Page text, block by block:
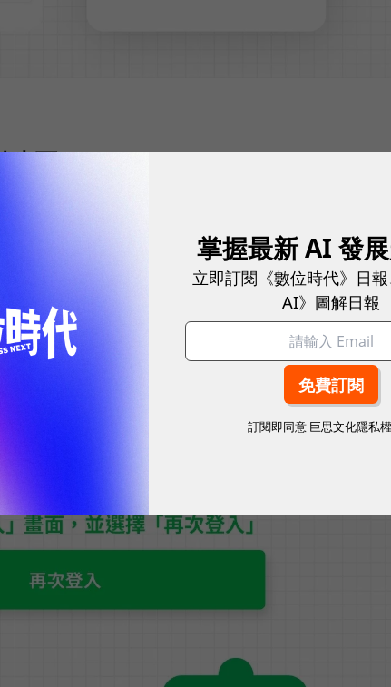
畫面
用戶的裝置與帳號，核對成功後即可利登入，並
貼圖、主題等；若核對失敗，畫面將出現錯誤通
料刪除後無法復原，因此在操作上要小心。
除此裝置上所有LINE資料，無法復原。
登入」，重新登入後，用戶的帳號會自動從所有
追加裝置）。
掌握最新 AI 發
立即訂閱《數位時代》日
AI》圖解日報
訂閱即同意 巨思文化隱私